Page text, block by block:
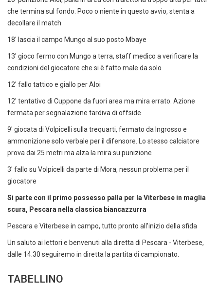
che termina sul fondo. Poco o niente in questo avvio, stenta a
decollare il match
18' lascia il campo Mungo al suo posto Mbaye
13' gioco fermo con Mungo a terra, staff medico a verificare la
condizioni del giocatore che si è fatto male da solo
12' fallo tattico e giallo per Aloi
12' tentativo di Cuppone da fuori area ma mira errato. Azione
fermata per segnalazione tardiva di offside
9' giocata di Volpicelli sulla trequarti, fermato da Ingrosso e
ammonizione solo verbale per il difensore. Lo stesso calciatore
prova dai 25 metri ma alza la mira su punizione
3' fallo su Volpicelli da parte di Mora, nessun problema per il
giocatore
Si parte con il primo possesso palla per la Viterbese in maglia
scura, Pescara nella classica biancazzurra
Pescara e Viterbese in campo, tutto pronto all'inizio della sfida
Un saluto ai lettori e benvenuti alla diretta di Pescara - Viterbese,
dalle 14.30 seguiremo in diretta la partita di campionato.
TABELLINO